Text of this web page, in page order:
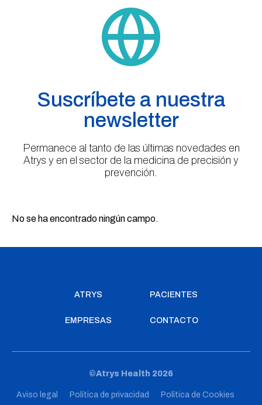
Suscríbete a nuestra
newsletter
Permanece al tanto de las últimas novedades en
Atrys y en el sector de la medicina de precisión y
prevención.
No se ha encontrado ningún campo.
ATRYS PACIENTES
EMPRESAS CONTACTO
©Atrys Health 2026
Aviso legal Política de privacidad Política de Cookies